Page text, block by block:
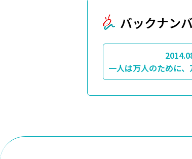
バックナン
一人は万人のために